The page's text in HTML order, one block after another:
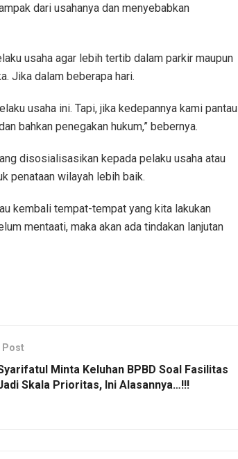
dari usahanya dan menyebabkan
usaha agar lebih tertib dalam parkir maupun
Jika dalam beberapa hari.
usaha ini. Tapi, jika kedepannya kami pantau
bahkan penegakan hukum,” bebernya.
disosialisasikan kepada pelaku usaha atau
penataan wilayah lebih baik.
kembali tempat-tempat yang kita lakukan
mentaati, maka akan ada tindakan lanjutan
Post
Minta Keluhan BPBD Soal Fasilitas
Skala Prioritas, Ini Alasannya…!!!